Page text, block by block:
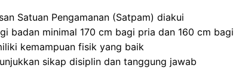
Satuan Pengamanan (Satpam) diakui
badan minimal 170 cm bagi pria dan 160 cm
kemampuan fisik yang baik
sikap disiplin dan tanggung jawab